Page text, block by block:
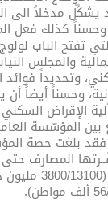
مدخلاً الى
وحسناً كذلك فعل
تفتح الباب
والمجلس
وتحديداً
لبنانية، وحسناً
الإقراض
بين المؤسّسة
فقد بلغت حصة